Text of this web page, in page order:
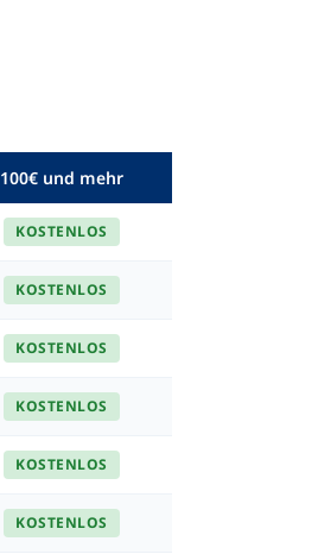
100€ und mehr
KOSTENLOS
KOSTENLOS
KOSTENLOS
KOSTENLOS
KOSTENLOS
KOSTENLOS